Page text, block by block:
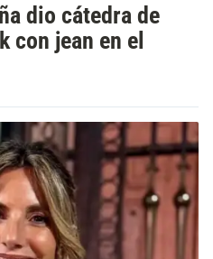
dio cátedra de
con jean en el